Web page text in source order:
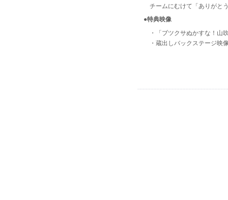
チームにむけて「ありがと
●特典映像
・「ブツクサぬかすな！山
・蔵出しバックステージ映